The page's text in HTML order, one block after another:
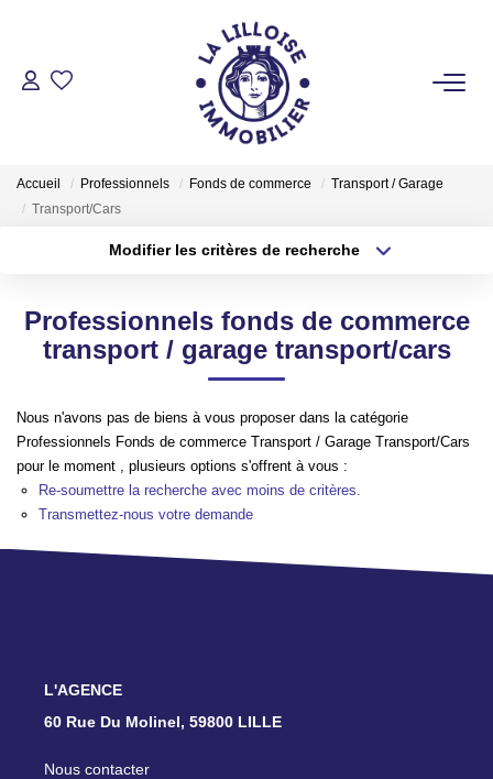
ACHETER
LOUER
VENDRE
GESTION LOCATIVE
TRANSACTIONS RÉALISÉES
Accueil Professionnels Fonds de commerce
Transport / Garage
Transport/Cars
Modifier les critères de recherche
Sélectionnez...
Type de bien
Surface min
Créer une alerte
Professionnels fonds de commerce
transport / garage transport/cars
Nous n'avons pas de biens à vous proposer dans la catégorie
Professionnels Fonds de commerce Transport / Garage Transport/Cars
pour le moment , plusieurs options s'offrent à vous :
Re-soumettre la recherche avec moins de critères.
Transmettez-nous votre demande
L'AGENCE
60 Rue Du Molinel, 59800 LILLE
Nous contacter